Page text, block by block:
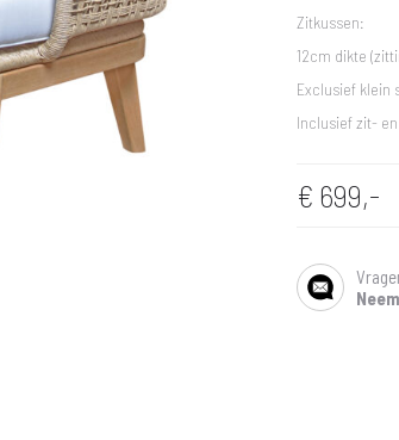
Zitkussen:
12cm dikte
Exclusief klein
Inclusief zit-
€ 699,-
SHARE